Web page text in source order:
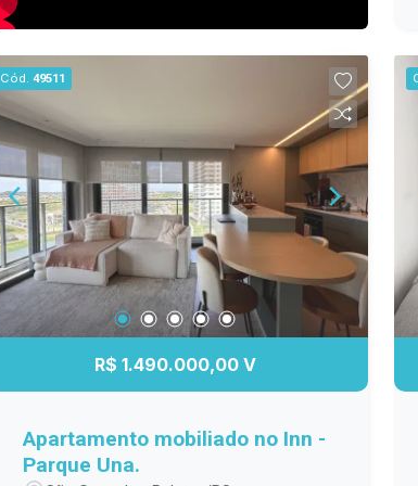
Cód. 49511
R$ 1.490.000,00 V
Apartamento mobiliado no Inn -
Parque Una.